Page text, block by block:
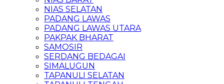
NIAS SELATAN
PADANG LAWAS
PADANG LAWAS UTARA
PAKPAK BHARAT
SAMOSIR
SERDANG BEDAGAI
SIMALUGUN
TAPANULI SELATAN